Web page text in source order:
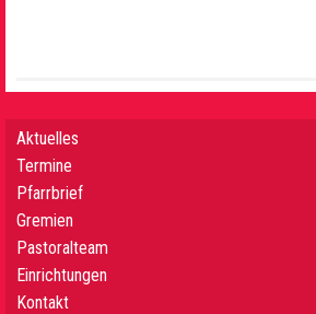
Aktuelles
Termine
Pfarrbrief
Gremien
Pastoralteam
Einrichtungen
Kontakt